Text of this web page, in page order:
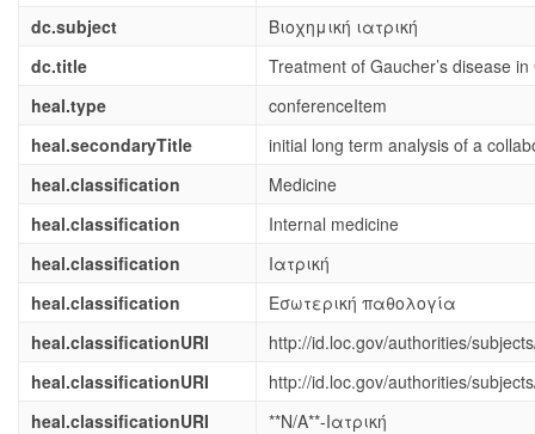
dc.subject
Βιοχημική ιατρική
dc.title
Treatment of Gaucher’s disease
heal.type
conferenceItem
heal.secondaryTitle
initial long term analysis of a
heal.classification
Medicine
heal.classification
Internal medicine
heal.classification
Ιατρική
heal.classification
Εσωτερική παθολογία
heal.classificationURI
http://id.loc.gov/authorities/
heal.classificationURI
http://id.loc.gov/authorities/
heal.classificationURI
**N/A**-Ιατρική